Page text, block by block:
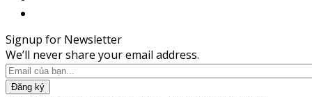
Signup for Newsletter
We’ll never share your email address.
Đăng ký